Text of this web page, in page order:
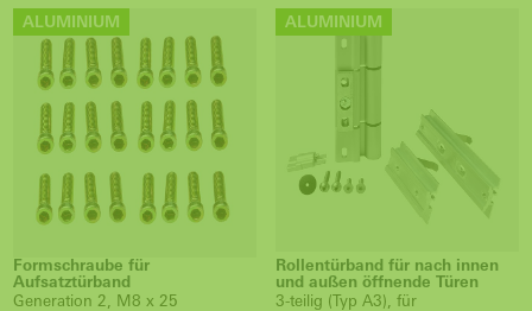
ALUMINIUM
Formschraube für
Aufsatztürband
Generation 2, M8 x 25
ALUMINIUM
Rollentürband für nach innen
und außen öffnende Türen
3-teilig (Typ A3), für